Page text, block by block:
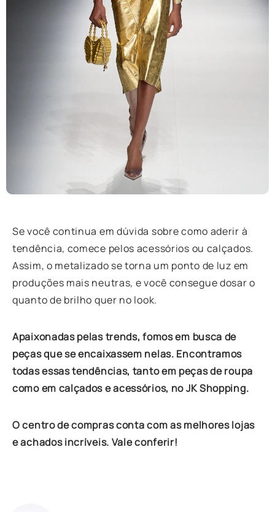
Se você continua em dúvida sobre como aderir à
tendência, comece pelos acessórios ou calçados.
Assim, o metalizado se torna um ponto de luz em
produções mais neutras, e você consegue dosar o
quanto de brilho quer no look.
Apaixonadas pelas trends, fomos em busca de
peças que se encaixassem nelas. Encontramos
todas essas tendências, tanto em peças de roupa
como em calçados e acessórios, no JK Shopping.
O centro de compras conta com as melhores lojas
e achados incríveis. Vale conferir!